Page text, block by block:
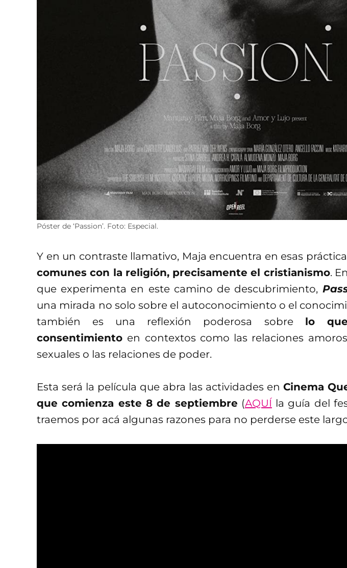
Póster de ‘Passion’. Foto: Especial.
Y en un contraste llamativo, Maja encuentra en esas
comunes con la religión, precisamente el cristianismo.
que experimenta en este camino de descubrimiento,
una mirada no solo sobre el autoconocimiento o el
también es una reflexión poderosa sobre lo
consentimiento en contextos como las relaciones
sexuales o las relaciones de poder.
Esta será la película que abra las actividades en Cinema
que comienza este 8 de septiembre (AQUÍ la guía del
traemos por acá algunas razones para no perderse este